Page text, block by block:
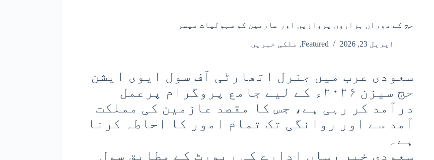
حج کے دوران ہزاروں پروازیں اور عازمین کو سہولیات میسر
اپریل 23, 2026 Featured
, ملکی خبریں
سعودی عرب میں جنرل اتھارٹی آف سول ایوی ایشن
حج سیزن ۲۰۲۶ء کے لیے جامع پروگرام پرعمل
درآمد کر رہی ہے، جس کا مقصد عازمین کی مملکت
آمد سے اور روانگی تک تمام امور کا احاطہ کرنا
ہے۔
سعودی خبر رساں ادارے کی رپورٹ کے مطابق سول